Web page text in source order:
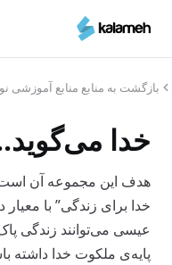
محتوای
بازگشت به منابع منابع آموزشی
خدا
هدف این مجموعه آن است
خدا برای زندگی” با معیار
عیسی می‌توانند زندگی
پایه‌ی ملکوت خدا داشته